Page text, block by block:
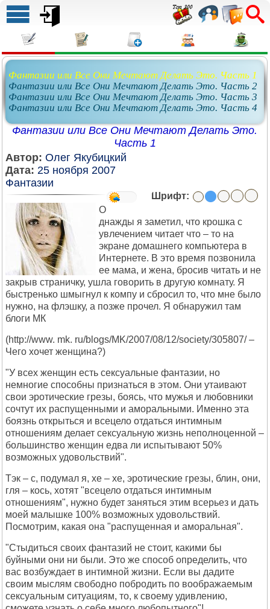
Фантазии или Все Они Мечтают Делать Это. Часть 1
Фантазии или Все Они Мечтают Делать Это. Часть 2
Фантазии или Все Они Мечтают Делать Это. Часть 3
Фантазии или Все Они Мечтают Делать Это. Часть 4
Фантазии или Все Они Мечтают Делать Это.
Часть 1
Автор: Олег Якубицкий
Дата: 25 ноября 2007
Фантазии
Шрифт:
О
днажды я заметил, что крошка с
увлечением читает что – то на
экране домашнего компьютера в
Интернете. В это время позвонила
ее мама, и жена, бросив читать и не
закрыв страничку, ушла говорить в другую комнату. Я
быстренько шмыгнул к компу и сбросил то, что мне было
нужно, на флэшку, а позже прочел. Я обнаружил там
блоги МК
(http://www. mk. ru/blogs/MK/2007/08/12/society/305807/ –
Чего хочет женщина?)
"У всех женщин есть сексуальные фантазии, но
немногие способны признаться в этом. Они утаивают
свои эротические грезы, боясь, что мужья и любовники
сочтут их распущенными и аморальными. Именно эта
боязнь открыться и всецело отдаться интимным
отношениям делает сексуальную жизнь неполноценной –
большинство женщин едва ли испытывают 50%
возможных удовольствий".
Тэк – с, подумал я, хе – хе, эротические грезы, блин, они,
гля – кось, хотят "всецело отдаться интимным
отношениям", нужно будет заняться этим всерьез и дать
моей малышке 100% возможных удовольствий.
Посмотрим, какая она "распущенная и аморальная".
"Стыдиться своих фантазий не стоит, какими бы
буйными они ни были. Это же способ определить, что
вас возбуждает в интимной жизни. Если вы дадите
своим мыслям свободно побродить по воображаемым
сексуальным ситуациям, то, к своему удивлению,